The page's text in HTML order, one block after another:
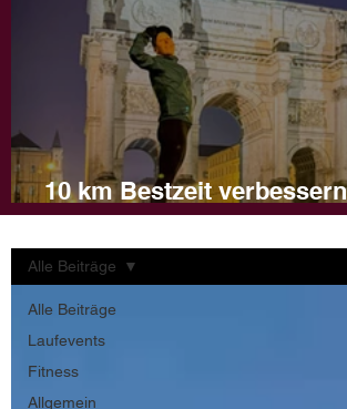
10 km Bestzeit
und Tipps für dein
Alle Beiträge
Laufevents
Fitness
Allgemein
Alle Beiträge